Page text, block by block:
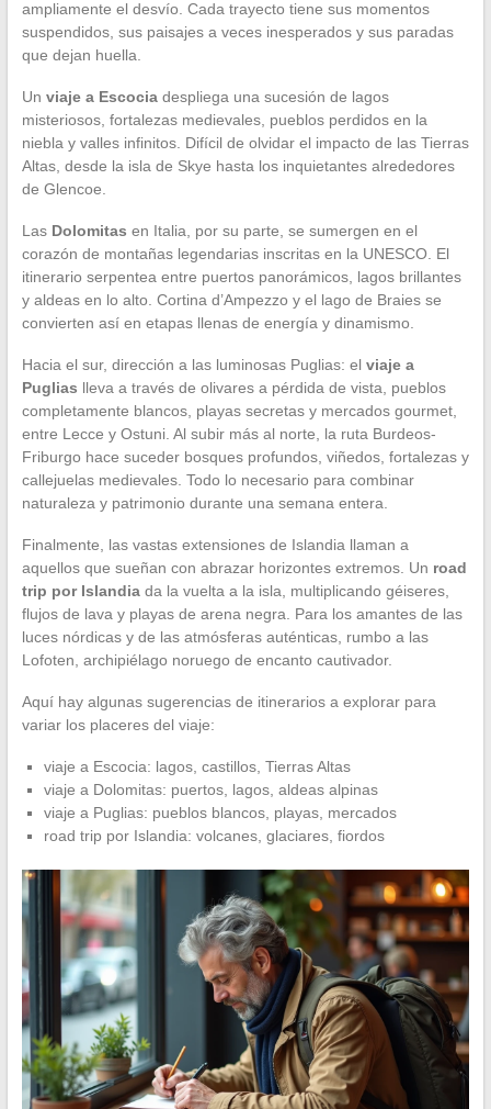
ampliamente el desvío. Cada trayecto tiene sus momentos
suspendidos, sus paisajes a veces inesperados y sus paradas
que dejan huella.
Un viaje a Escociadespliega una sucesión de lagos
misteriosos, fortalezas medievales, pueblos perdidos en la
niebla y valles infinitos. Difícil de olvidar el impacto de las Tierras
Altas, desde la isla de Skye hasta los inquietantes alrededores
de Glencoe.
Las Dolomitas en Italia, por su parte, se sumergen en el
corazón de montañas legendarias inscritas en la UNESCO. El
itinerario serpentea entre puertos panorámicos, lagos brillantes
y aldeas en lo alto. Cortina d’Ampezzo y el lago de Braies se
convierten así en etapas llenas de energía y dinamismo.
Hacia el sur, dirección a las luminosas Puglias: el viaje a
Puglias lleva a través de olivares a pérdida de vista, pueblos
completamente blancos, playas secretas y mercados gourmet,
entre Lecce y Ostuni. Al subir más al norte, la ruta Burdeos-
Friburgo hace suceder bosques profundos, viñedos, fortalezas y
callejuelas medievales. Todo lo necesario para combinar
naturaleza y patrimonio durante una semana entera.
Finalmente, las vastas extensiones de Islandia llaman a
aquellos que sueñan con abrazar horizontes extremos. Un road
trip por Islandiada la vuelta a la isla, multiplicando géiseres,
flujos de lava y playas de arena negra. Para los amantes de las
luces nórdicas y de las atmósferas auténticas, rumbo a las
Lofoten, archipiélago noruego de encanto cautivador.
Aquí hay algunas sugerencias de itinerarios a explorar para
variar los placeres del viaje:
viaje a Escocia: lagos, castillos, Tierras Altas
viaje a Dolomitas: puertos, lagos, aldeas alpinas
viaje a Puglias: pueblos blancos, playas, mercados
road trip por Islandia: volcanes, glaciares, fiordos